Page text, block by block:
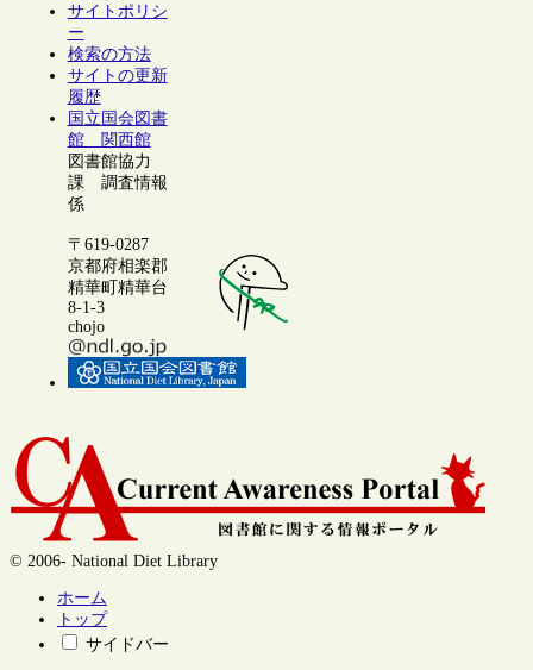
サイトポリシ
ー
検索の方法
サイトの更新
履歴
国立国会図書
館 関西館
図書館協力
課 調査情報
係
〒619-0287
京都府相楽郡
精華町精華台
8-1-3
chojo
© 2006- National Diet Library
ホーム
トップ
サイドバー